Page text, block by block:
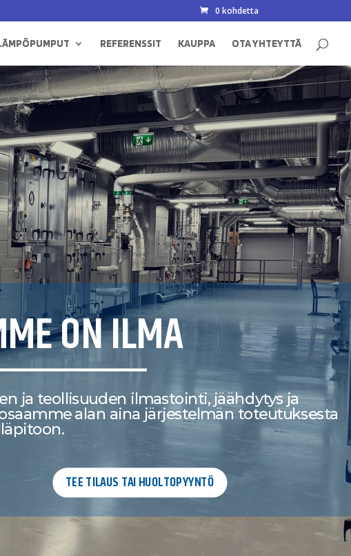
0 kohdetta
REFERENSSIT KAUPPA OTA YHTEYTTÄ
ON ILMA
ja teollisuuden ilmastointi, jäähdytys ja
alan aina järjestelmän toteutuksesta
TEE TILAUS TAI HUOLTOPYYNTÖ